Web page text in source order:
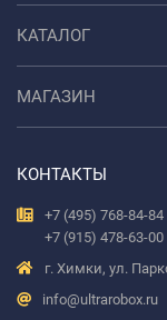
КАТАЛОГ
МАГАЗИН
КОНТАКТЫ
+7 (495) 768-84-84
+7 (915) 478-63-00
г. Химки, ул.
info@ultrarobox.ru